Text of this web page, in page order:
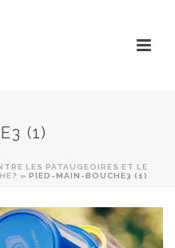
(1)
LES PATAUGEOIRES ET LE
» PIED-MAIN-BOUCHE3 (1)